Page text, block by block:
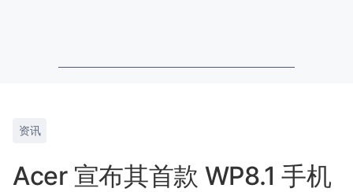
资讯
Acer 宣布其首款 WP8.1 手机